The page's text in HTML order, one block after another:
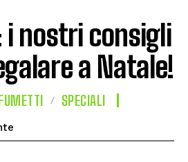
i nostri consigli
a Natale!
SPECIALI